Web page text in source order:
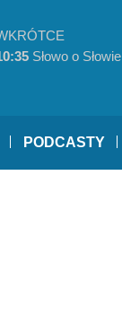
Słowo o Słowie
PODCASTY